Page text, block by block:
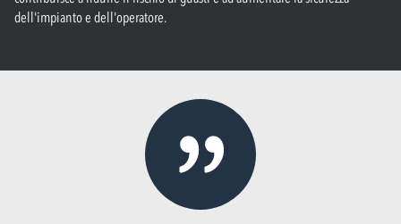
dell'impianto e dell'operatore.